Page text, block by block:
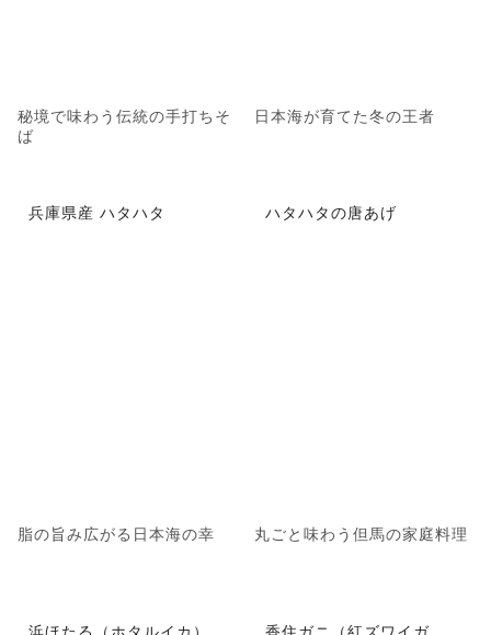
秘境で味わう伝統の手打ちそ
ば
日本海が育てた冬の王者
兵庫県産 ハタハタ
脂の旨み広がる日本海の幸
ハタハタの唐あげ
丸ごと味わう但馬の家庭料理
浜ほたる（ホタルイカ）
香住ガニ（紅ズワイガ